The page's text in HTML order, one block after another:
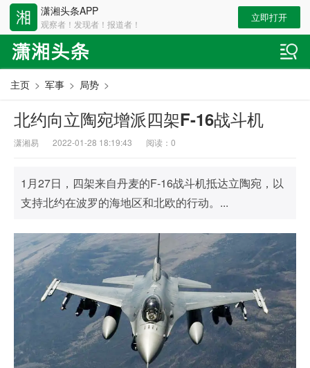
潇湘头条APP
观察者！发现者！报道者！
立即打开
主页 > 军事 > 局势 >
北约向立陶宛增派四架F-16战斗机
潇湘易 2022-01-28 18:19:43 阅读： 0
1月27日，四架来自丹麦的F-16战斗机抵达立陶宛，以
支持北约在波罗的海地区和北欧的行动。...